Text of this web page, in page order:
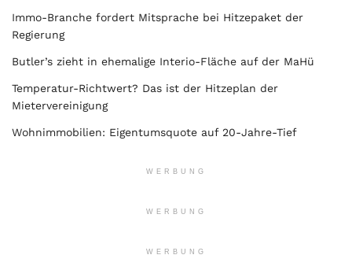
Immo-Branche fordert Mitsprache bei Hitzepaket der
Regierung
Butler’s zieht in ehemalige Interio-Fläche auf der MaHü
Temperatur-Richtwert? Das ist der Hitzeplan der
Mietervereinigung
Wohnimmobilien: Eigentumsquote auf 20-Jahre-Tief
WERBUNG
WERBUNG
WERBUNG